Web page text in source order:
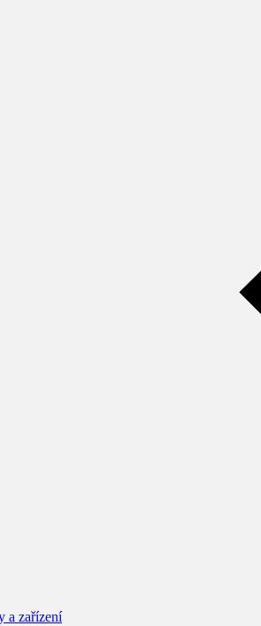
a zařízení